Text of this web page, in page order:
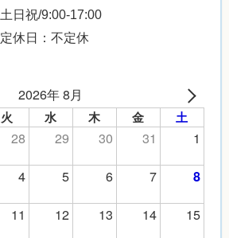
土日祝/9:00-17:00
定休日：不定休
2026年 8月
火 水 木 金 土
28 29 30 31
1
4 5 6 7 8
11 12 13 14
15